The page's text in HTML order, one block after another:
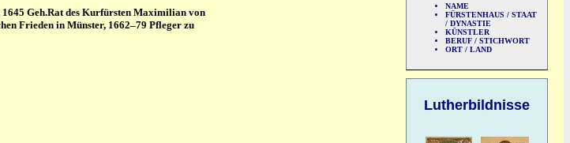
NAME
FÜRSTENHAUS / STAAT
/ DYNASTIE
KÜNSTLER
BERUF / STICHWORT
ORT / LAND
Lutherbildnisse
Geh.Rat des Kurfürsten Maximilian von
Frieden in Münster, 1662–79 Pfleger zu